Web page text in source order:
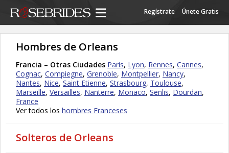
Regístrate Únete Gratis
Hombres de Orleans
Francia – Otras Ciudades Paris, Lyon, Rennes, Cannes,
Cognac, Compiegne, Grenoble, Montpellier, Nancy,
Nantes, Nice, Saint Etienne, Strasbourg, Toulouse,
Marseille, Versailles, Nanterre, Monaco, Senlis, Dourdan,
France
Ver todos los hombres Franceses
Solteros de Orleans